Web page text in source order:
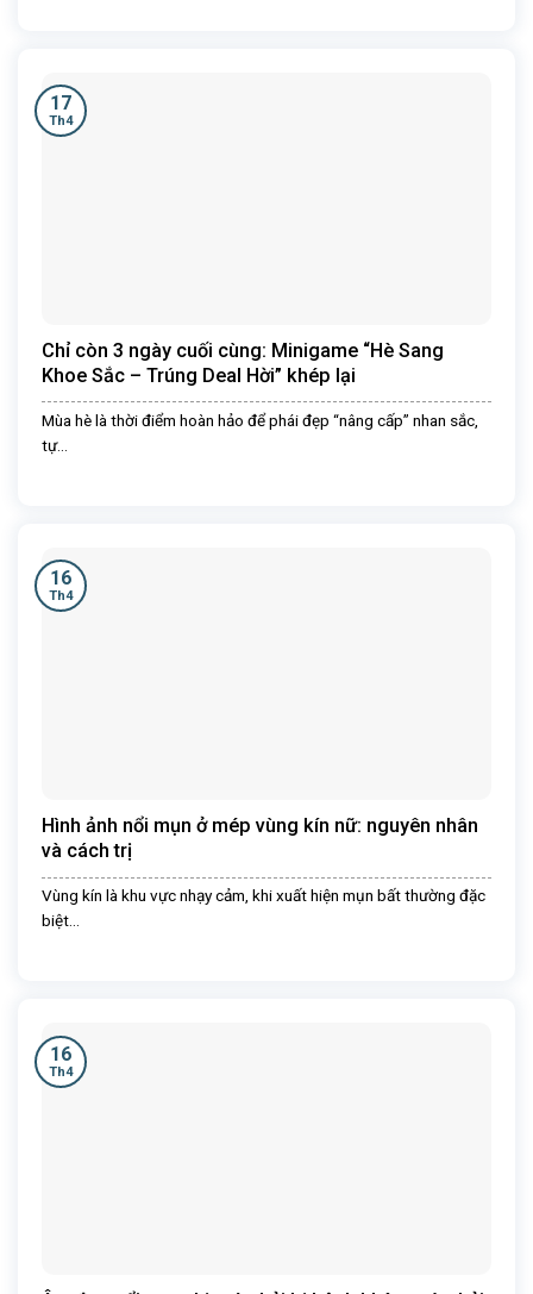
Chỉ còn 3 ngày cuối cùng: Minigame “Hè Sang
Khoe Sắc – Trúng Deal Hời” khép lại
Mùa hè là thời điểm hoàn hảo để phái đẹp “nâng cấp” nhan sắc,
tự...
17
Th4
Hình ảnh nổi mụn ở mép vùng kín nữ: nguyên nhân
và cách trị
Vùng kín là khu vực nhạy cảm, khi xuất hiện mụn bất thường đặc
biệt...
16
Th4
16
Th4